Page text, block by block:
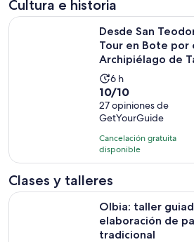
Cultura e historia
Desde San
Tour en Bote por
Archipiélago de
La
actividad
dura
6
horas
6 h
10.0
de
10
con
27
opiniones
10/10
27 opiniones de
GetYourGuide
Cancelación gratuita
disponible
Desde San Teodoro: Gran Tour en
Clases y talleres
Olbia: taller
elaboración de
tradicional
Olbia: taller guiado de elaboración